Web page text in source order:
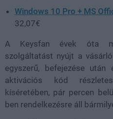
Windows 10 Pro + MS
32,07€
A Keysfan évek óta
szolgáltatást nyújt a
egyszerű, befejezése
aktivációs kód
kíséretében, pár percen
ben rendelkezésre áll